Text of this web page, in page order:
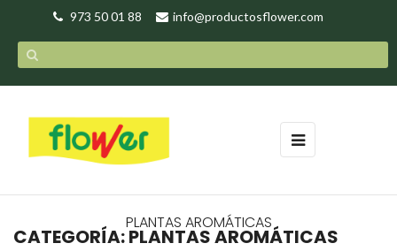
973 50 01 88 info@productosflower.com
Navegación
de
☰
PLANTAS AROMÁTICAS
CATEGORÍA: PLANTAS AROMÁTICAS